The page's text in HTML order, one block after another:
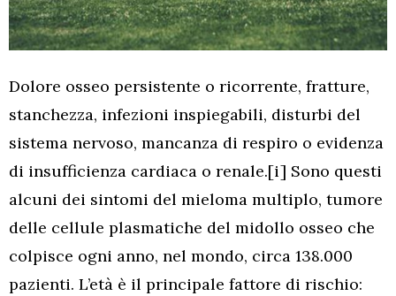
Dolore osseo persistente o ricorrente, fratture,
stanchezza, infezioni inspiegabili, disturbi del
sistema nervoso, mancanza di respiro o evidenza
di insufficienza cardiaca o renale.[i] Sono questi
alcuni dei sintomi del mieloma multiplo, tumore
delle cellule plasmatiche del midollo osseo che
colpisce ogni anno, nel mondo, circa 138.000
pazienti. L’età è il principale fattore di rischio: